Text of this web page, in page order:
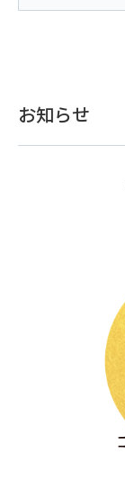
お知らせ